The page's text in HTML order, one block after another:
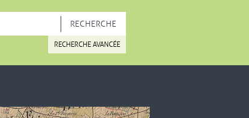
RECHERCHE AVANCÉE